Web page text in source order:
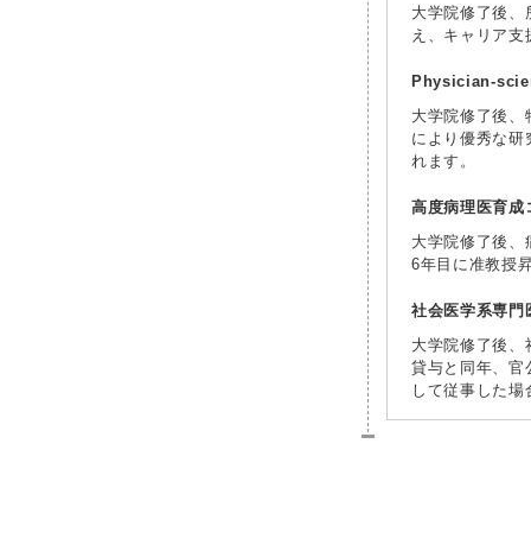
大学院修了後
え、キャリア
Physician-
大学院修了後
により優秀な
れます。
高度病理医育成
大学院修了後
6年目に准教授
社会医学系専門
大学院修了後
貸与と同年、官
して従事した